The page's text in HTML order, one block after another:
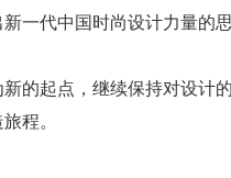
一代中国时尚设计力量的思
的起点，继续保持对设计
程。